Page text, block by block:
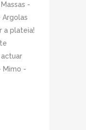
-
Argolas
a plateia!
-